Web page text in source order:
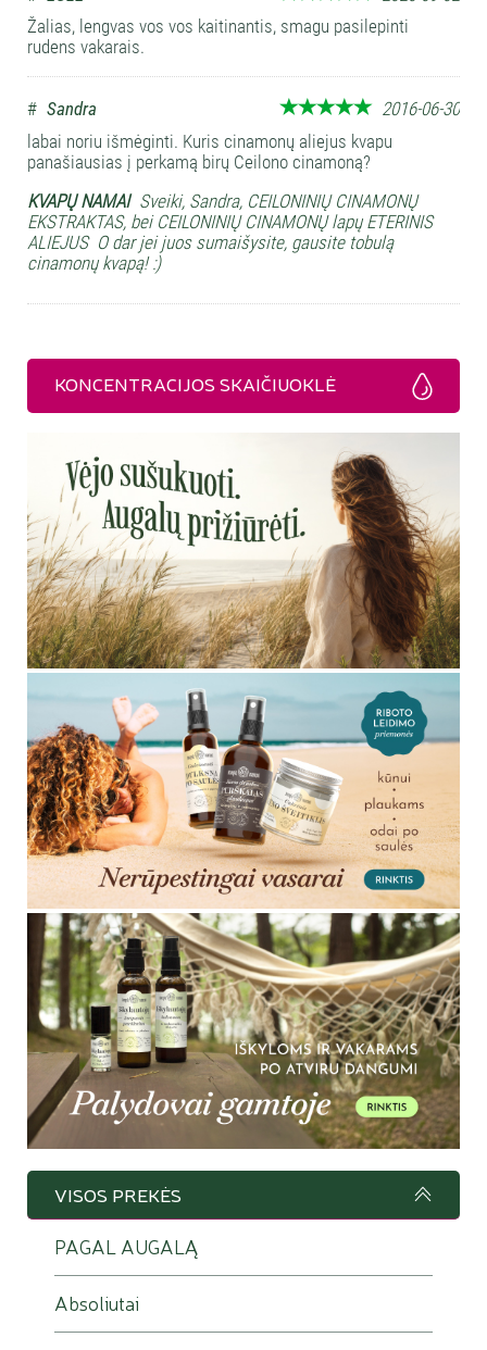
Žalias, lengvas vos vos kaitinantis, smagu pasilepinti
rudens vakarais.
# Sandra
2016-06-30
labai noriu išmėginti. Kuris cinamonų aliejus kvapu
panašiausias į perkamą birų Ceilono cinamoną?
KVAPŲ NAMAI Sveiki, Sandra, CEILONINIŲ CINAMONŲ
EKSTRAKTAS, bei CEILONINIŲ CINAMONŲ lapų ETERINIS
ALIEJUS O dar jei juos sumaišysite, gausite tobulą
cinamonų kvapą! :)
KONCENTRACIJOS SKAIČIUOKLĖ
VISOS PREKĖS
PAGAL AUGALĄ
Absoliutai